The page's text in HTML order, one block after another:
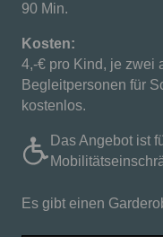
90 Min.
Kosten:
4,-€ pro Kind, je zwei
Begleitpersonen für
kostenlos.
Das Angebot ist
Es gibt einen